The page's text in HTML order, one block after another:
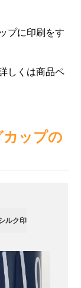
プに印刷をす
しくは商品ペ
ップの
ルク印